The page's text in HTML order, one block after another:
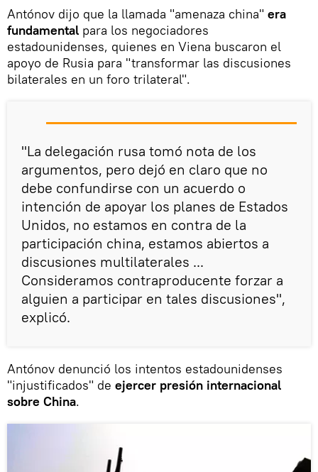
Antónov dijo que la llamada "amenaza china" era
fundamental para los negociadores
estadounidenses, quienes en Viena buscaron el
apoyo de Rusia para "transformar las discusiones
bilaterales en un foro trilateral".
"La delegación rusa tomó nota de los
argumentos, pero dejó en claro que no
debe confundirse con un acuerdo o
intención de apoyar los planes de Estados
Unidos, no estamos en contra de la
participación china, estamos abiertos a
discusiones multilaterales ...
Consideramos contraproducente forzar a
alguien a participar en tales discusiones",
explicó.
Antónov denunció los intentos estadounidenses
"injustificados" de ejercer presión internacional
sobre China.